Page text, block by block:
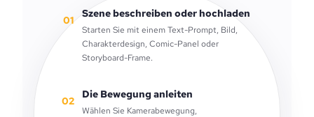
01
Szene beschreiben oder hochladen
Starten Sie mit einem Text-Prompt, Bild,
Charakterdesign, Comic-Panel oder
Storyboard-Frame.
02
Die Bewegung anleiten
Wählen Sie Kamerabewegung,